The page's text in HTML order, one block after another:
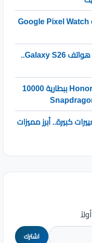
تسريب جديد يكشف أهم مزايا ساعة Google Pixel Watch
تحديث One UI 9 Beta 5 يقترب من هواتف Galaxy S26..
تسريب يكشف موعد إطلاق Honor Win 2 ببطارية 10000
كبيرة.. أبرز مميزات
اشترك